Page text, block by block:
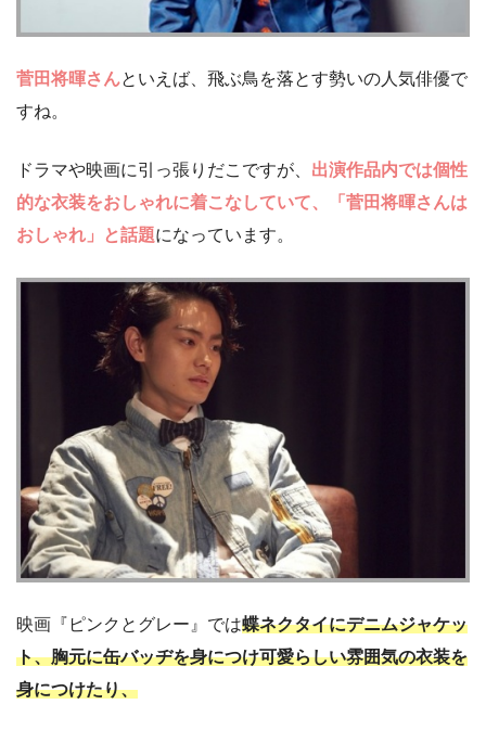
菅田将暉さんといえば、飛ぶ鳥を落とす勢いの人気俳優で
すね。
ドラマや映画に引っ張りだこですが、 出演作品内では個性
的な衣装をおしゃれに着こなしていて、「菅田将暉さんは
おしゃれ」と話題になっています。
映画『ピンクとグレー』では蝶ネクタイにデニムジャケッ
ト、胸元に缶バッヂを身につけ可愛らしい雰囲気の衣装を
身につけたり、